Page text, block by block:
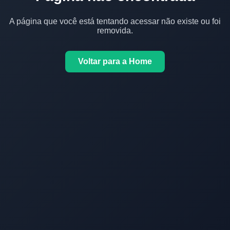
A página que você está tentando acessar não existe ou foi
removida.
Voltar para a Home